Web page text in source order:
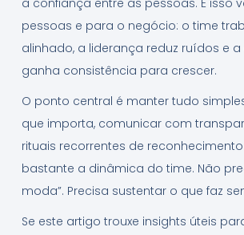
a confiança entre as pessoas. E isso
pessoas e para o negócio: o time
alinhado, a liderança reduz ruídos e
ganha consistência para crescer.
O ponto central é manter tudo
que importa, comunicar com
rituais recorrentes de
bastante a dinâmica do time. Não
moda”. Precisa sustentar o que faz
Se este artigo trouxe insights úteis